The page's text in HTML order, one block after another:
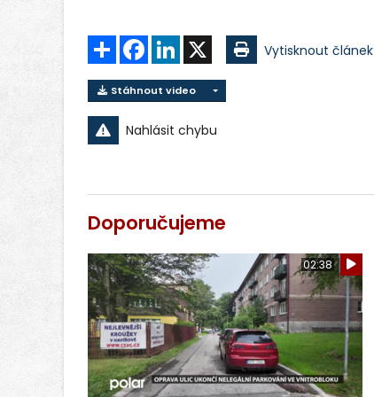
Sdílet FacebookLinkedIn Vytisknout článek
Stáhnout video
Nahlásit chybu
Doporučujeme
02:38